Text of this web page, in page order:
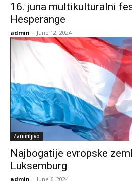
16. juna multikulturalni
Hesperange
admin - June 12, 2024
Zanimljivo
Najbogatije evropske
Luksemburg
admin - June 6, 2024